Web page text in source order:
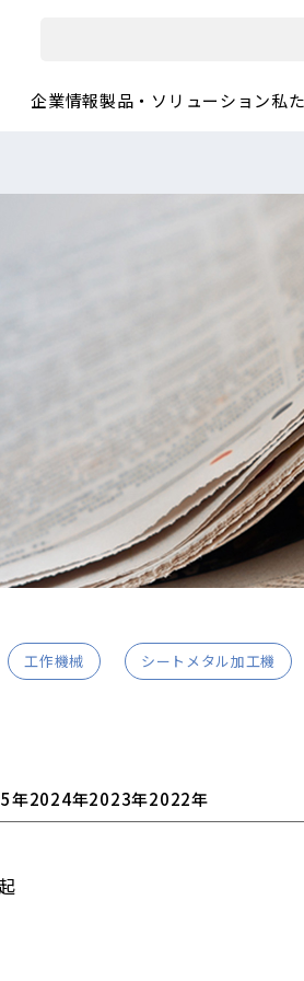
企業情報製品・ソリューション私
工作機械 シートメタル加工機
年2024年2023年2022年